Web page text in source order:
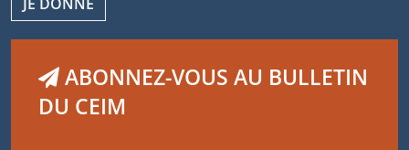
ABONNEZ-VOUS AU BULLETIN
DU CEIM